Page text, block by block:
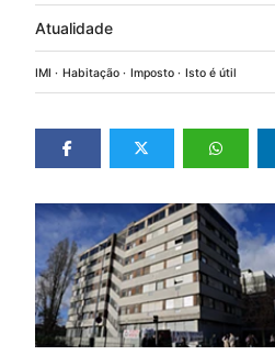
Atualidade
IMI Habitação Imposto Isto é útil